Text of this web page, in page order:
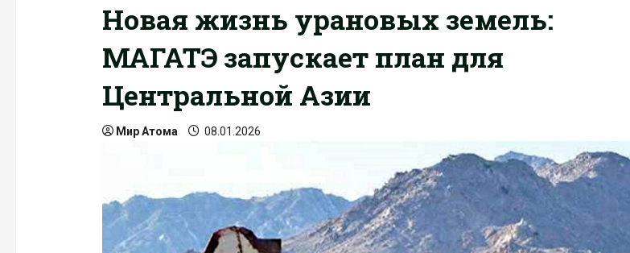
Новая жизнь урановых земель:
МАГАТЭ запускает план для
Центральной Азии
Мир Атома 08.01.2026